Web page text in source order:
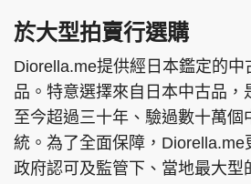
於大型拍賣行選購
Diorella.me提供經日本鑑定的中
品。特意選擇來自日本中古品，
至今超過三十年、驗過數十萬個
統。為了全面保障，
政府認可及監管下、當地最大型